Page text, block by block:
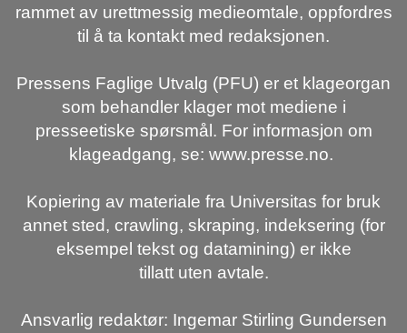
rammet av urettmessig medieomtale, oppfordres
til å ta kontakt med redaksjonen.
Pressens Faglige Utvalg (PFU) er et klageorgan
som behandler klager mot mediene i
presseetiske spørsmål. For informasjon om
klageadgang, se: www.presse.no.
Kopiering av materiale fra Universitas for bruk
annet sted, crawling, skraping, indeksering (for
eksempel tekst og datamining) er ikke
tillatt uten avtale.
Ansvarlig redaktør: Ingemar Stirling Gundersen